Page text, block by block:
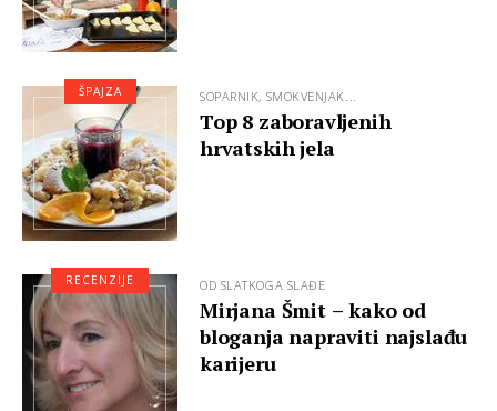
SOPARNIK, SMOKVENJAK...
Top 8 zaboravljenih
hrvatskih jela
ŠPAJZA
OD SLATKOGA SLAĐE
Mirjana Šmit – kako od
bloganja napraviti najslađu
karijeru
RECENZIJE